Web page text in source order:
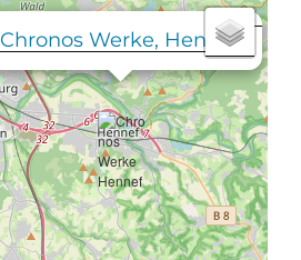
Chronos Werke, Hennef
×